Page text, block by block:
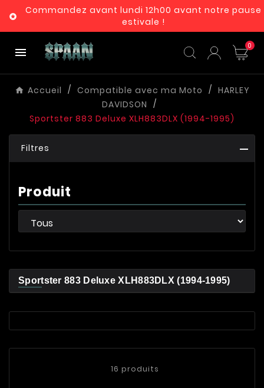

Commandez avant lundi 12h00 avant notre pause
estivale !
 0
Accueil Compatible avec ma Moto
HARLEY
DAVIDSON
Sportster 883 Deluxe XLH883DLX (1994-1995)
Filtres
Produit
Sportster 883 Deluxe XLH883DLX (1994-1995)
16 produits